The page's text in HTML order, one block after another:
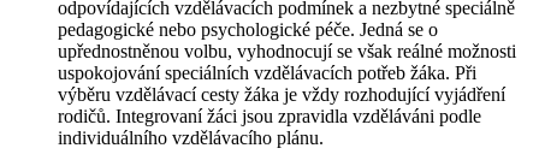
odpovídajících vzdělávacích podmínek a nezbytné speciálně
pedagogické nebo psychologické péče. Jedná se o
upřednostněnou volbu, vyhodnocují se však reálné možnosti
uspokojování speciálních vzdělávacích potřeb žáka. Při
výběru vzdělávací cesty žáka je vždy rozhodující vyjádření
rodičů. Integrovaní žáci jsou zpravidla vzděláváni podle
individuálního vzdělávacího plánu.